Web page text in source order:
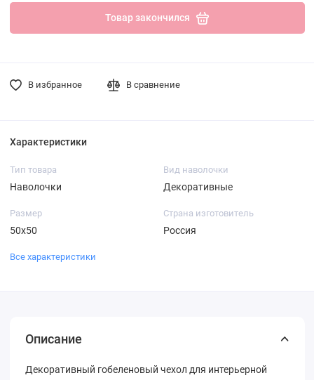
Товар закончился
В избранное В сравнение
Характеристики
Тип товара
Наволочки
Вид наволочки
Декоративные
Размер
50х50
Страна изготовитель
Россия
Все характеристики
Описание
Декоративный гобеленовый чехол для интерьерной